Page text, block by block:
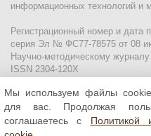
информационных технологий и
Регистрационный номер и дата
серия Эл № ФС77-78575 от 08
Научно-методическому
ISSN 2304-120X
МЦИТО|Школьные олимпиады
Политика использования
защиты персональных данных
Мы используем файлы
для вас. Продолжая
соглашаетесь с Политикой